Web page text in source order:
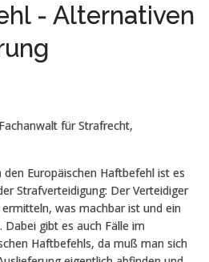
- Alternativen
für Strafrecht,
Europäischen Haftbefehl ist es
Strafverteidigung: Der Verteidiger
was machbar ist und ein
Dabei gibt es auch Fälle im
Haftbefehls, da muß man sich